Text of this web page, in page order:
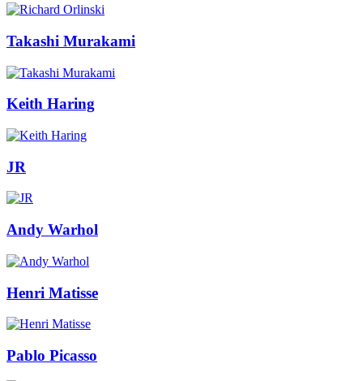
Takashi Murakami
Keith Haring
JR
Andy Warhol
Henri Matisse
Pablo Picasso